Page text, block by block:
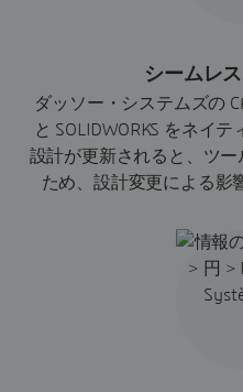
シームレ
ダッソー・システムズの
と SOLIDWORKS をネイ
設計が更新されると、ツ
ため、設計変更による影